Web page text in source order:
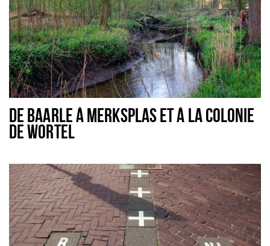
DE BAARLE À MERKSPLAS ET À LA COLONIE
DE WORTEL